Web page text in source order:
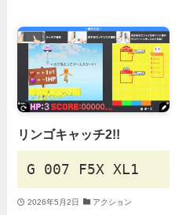
リンゴキャッチ2!!
G 007 F5X XL1
2026年5月2日 アクション